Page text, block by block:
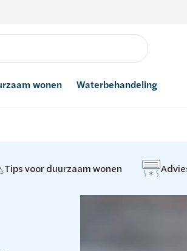
wonen Waterbehandeling
Tips voor duurzaam wonen